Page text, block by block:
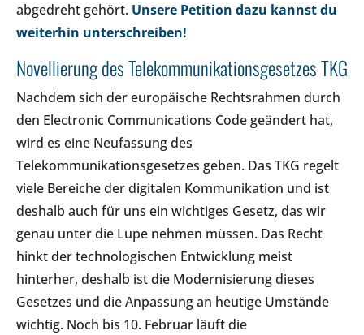
abgedreht gehört. Unsere Petition dazu kannst du
weiterhin unterschreiben!
Novellierung des Telekommunikationsgesetzes TKG
Nachdem sich der europäische Rechtsrahmen durch
den Electronic Communications Code geändert hat,
wird es eine Neufassung des
Telekommunikationsgesetzes geben. Das TKG regelt
viele Bereiche der digitalen Kommunikation und ist
deshalb auch für uns ein wichtiges Gesetz, das wir
genau unter die Lupe nehmen müssen. Das Recht
hinkt der technologischen Entwicklung meist
hinterher, deshalb ist die Modernisierung dieses
Gesetzes und die Anpassung an heutige Umstände
wichtig. Noch bis 10. Februar läuft die